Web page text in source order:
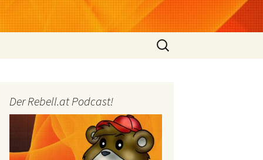
Suchen
nach:
Der Rebell.at Podcast!